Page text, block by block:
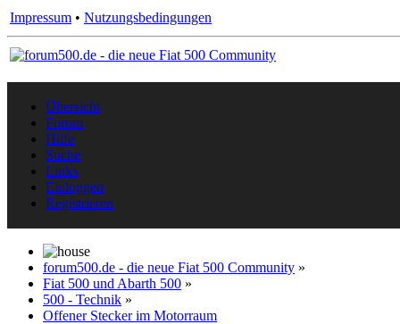
Impressum • Nutzungsbedingungen
Übersicht
Forum
Hilfe
Suche
Links
Einloggen
Registrieren
forum500.de - die neue Fiat 500 Community »
Fiat 500 und Abarth 500 »
500 - Technik »
Offener Stecker im Motorraum